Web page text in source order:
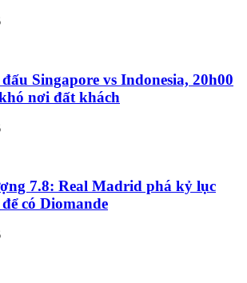
Singapore vs Indonesia, 20h00
nơi đất khách
7.8: Real Madrid phá kỷ lục
có Diomande